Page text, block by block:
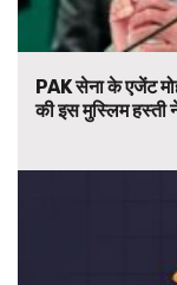
PAK सेना के एजेंट
की इस मुस्लिम हस्ती